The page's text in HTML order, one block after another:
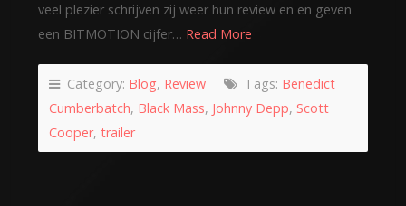
veel plezier schrijven zij weer hun review en en geven
een BITMOTION cijfer… Read More
Category: Blog, Review Tags: Benedict
Cumberbatch, Black Mass, Johnny Depp, Scott
Cooper, trailer